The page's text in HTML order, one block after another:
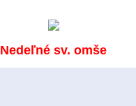
Nedeľné sv. omše